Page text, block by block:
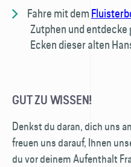
Fahre mit dem
Zutphen und
Ecken dieser alten
GUT ZU WISSEN!
Denkst du daran, dich uns
freuen uns darauf, Ihnen
du vor deinem Aufenthalt